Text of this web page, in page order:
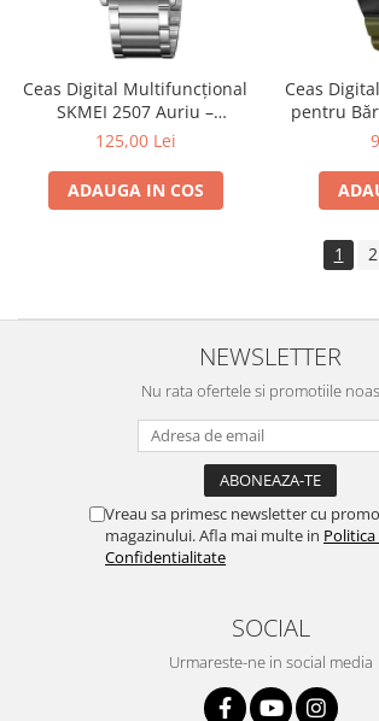
Ceas Digital Multifuncțional
SKMEI 2507 Auriu –
Pedometru, Countdown și
125,00 Lei
ADAUGA IN COS
Ceas
pentru
50M,
1 2
NEWSLETTER
Nu rata ofertele si promotiile
Vreau sa primesc newsletter cu
magazinului. Afla mai multe in Politica
Confidentialitate
SOCIAL
Urmareste-ne in social media